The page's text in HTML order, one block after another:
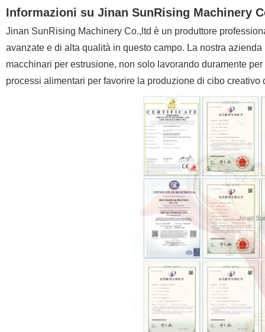
Informazioni su Jinan SunRising Machinery
Jinan SunRising Machinery Co.,ltd è un produttore
avanzate e di alta qualità in questo campo. La nostra
macchinari per estrusione, non solo lavorando duramente
processi alimentari per favorire la produzione di cibo creativo